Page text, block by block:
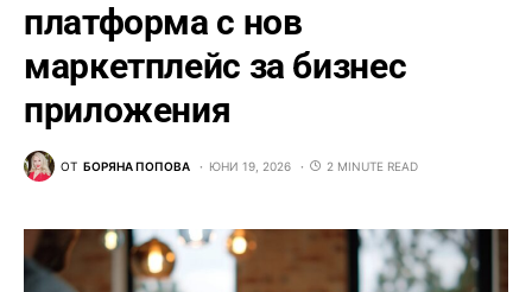
платформа с нов
маркетплейс за бизнес
приложения
ОТ БОРЯНА ПОПОВА ЮНИ 19, 2026 2 MINUTE READ